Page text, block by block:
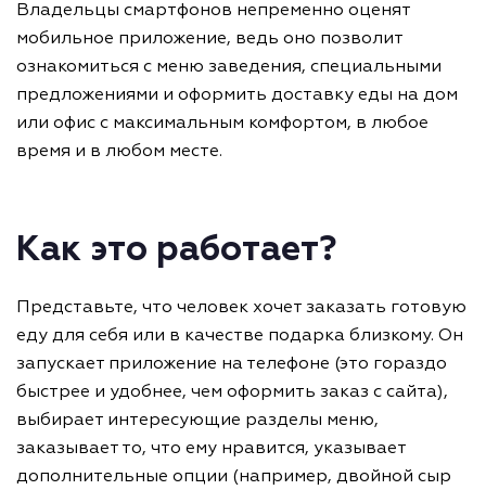
Владельцы смартфонов непременно оценят
мобильное приложение, ведь оно позволит
ознакомиться с меню заведения, специальными
предложениями и оформить доставку еды на дом
или офис с максимальным комфортом, в любое
время и в любом месте.
Как это работает?
Представьте, что человек хочет заказать готовую
еду для себя или в качестве подарка близкому. Он
запускает приложение на телефоне (это гораздо
быстрее и удобнее, чем оформить заказ с сайта),
выбирает интересующие разделы меню,
заказывает то, что ему нравится, указывает
дополнительные опции (например, двойной сыр